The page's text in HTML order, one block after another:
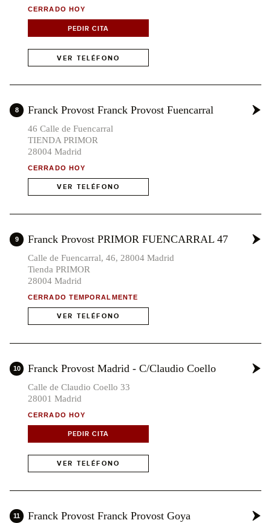
3
x2
CERRADO HOY
PEDIR CITA
VER TELÉFONO
8 Franck Provost Franck Provost Fuencarral
46 Calle de Fuencarral
TIENDA PRIMOR
28004 Madrid
CERRADO HOY
VER TELÉFONO
9 Franck Provost PRIMOR FUENCARRAL 47
Calle de Fuencarral, 46, 28004 Madrid
Tienda PRIMOR
28004 Madrid
CERRADO TEMPORALMENTE
VER TELÉFONO
10 Franck Provost Madrid - C/Claudio Coello
Calle de Claudio Coello 33
28001 Madrid
CERRADO HOY
PEDIR CITA
VER TELÉFONO
11 Franck Provost Franck Provost Goya